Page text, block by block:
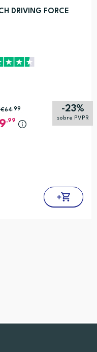
DRIVING FORCE
-23%
sobre PVPR
€64,99
,99